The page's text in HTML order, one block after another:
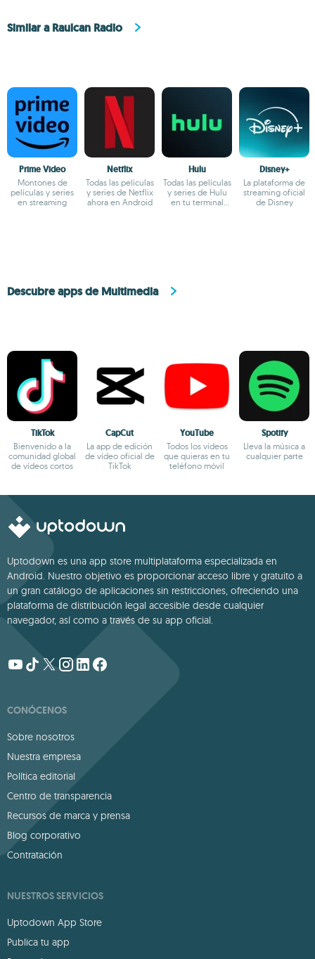
Similar a Raulcan Radio
Prime Video
Montones de
películas y series
en streaming
Netflix
Todas las películas
y series de Netflix
ahora en Android
Hulu
Todas las películas
y series de Hulu
en tu terminal
Disney+
La plataforma de
streaming oficial
de Disney
Descubre apps de Multimedia
TikTok
Bienvenido a la
comunidad global
de vídeos cortos
CapCut
La app de edición
de vídeo oficial de
TikTok
YouTube
Todos los vídeos
que quieras en tu
teléfono móvil
Spotify
Lleva la música a
cualquier parte
Uptodown es una app store multiplataforma especializada en
Android. Nuestro objetivo es proporcionar acceso libre y gratuito a
un gran catálogo de aplicaciones sin restricciones, ofreciendo una
plataforma de distribución legal accesible desde cualquier
navegador, así como a través de su app oficial.
CONÓCENOS
Sobre nosotros
Nuestra empresa
Política editorial
Centro de transparencia
Recursos de marca y prensa
Blog corporativo
Contratación
NUESTROS SERVICIOS
Uptodown App Store
Publica tu app